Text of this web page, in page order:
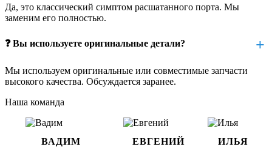
Даже если пока зарядка «ловится» под определённым углом,
– расшатанный разъём может вызвать короткое замыкание
– могут пострадать контроллер питания или материнская
плата
– нестабильная зарядка приводит к ускоренному износу
аккумулятора
– устройство теряет свою надёжность и автономность
Да, это классический симптом расшатанного порта. Мы
заменим его полностью.
❓ Вы используете оригинальные детали?
Мы используем оригинальные или совместимые запчасти
высокого качества. Обсуждается заранее.
Наша команда
ВАДИМ
ЕВГЕНИЙ
ИЛЬЯ